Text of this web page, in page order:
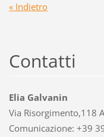
« Indietro
Contatti
Elia Galvanin
Via Risorgimento,118
Comunicazione: +39